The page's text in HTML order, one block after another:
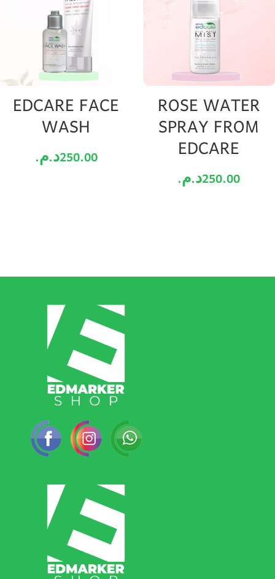
EDCARE FACE
WASH
250.00د.م.
ROSE WATER
SPRAY FROM
EDCARE
250.00د.م.